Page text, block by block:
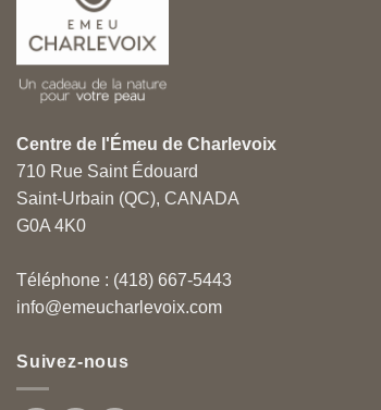
Centre de l'Émeu de Charlevoix
710 Rue Saint Édouard
Saint-Urbain (QC), CANADA
G0A 4K0
Téléphone : (418) 667-5443
info@emeucharlevoix.com
Suivez-nous